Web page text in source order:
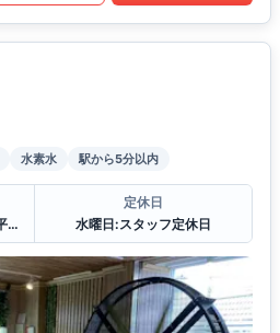
水素水 駅から5分以内
24:00間営業(スタッフ在籍:平日 12:00〜21:00
定休日
水曜日:スタッフ定休日